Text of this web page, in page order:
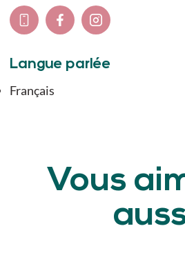
Langue parlée
Français
Vous